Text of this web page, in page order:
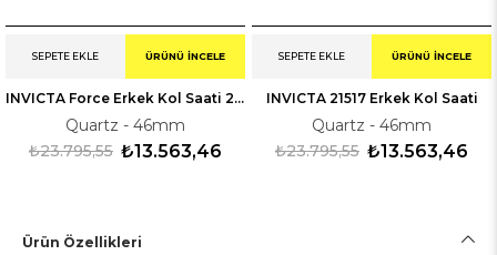
INVICTA Force Erkek Kol Saati 21513
Quartz - 46mm
₺13.563,46
₺23.795,55
SEPETE EKLE ÜRÜNÜ İNCELE
INVICTA 21517 Erkek Kol Saati
Quartz - 46mm
₺13.563,46
₺23.795,55
SEPETE EKLE ÜRÜNÜ İNCELE
Ürün Özellikleri